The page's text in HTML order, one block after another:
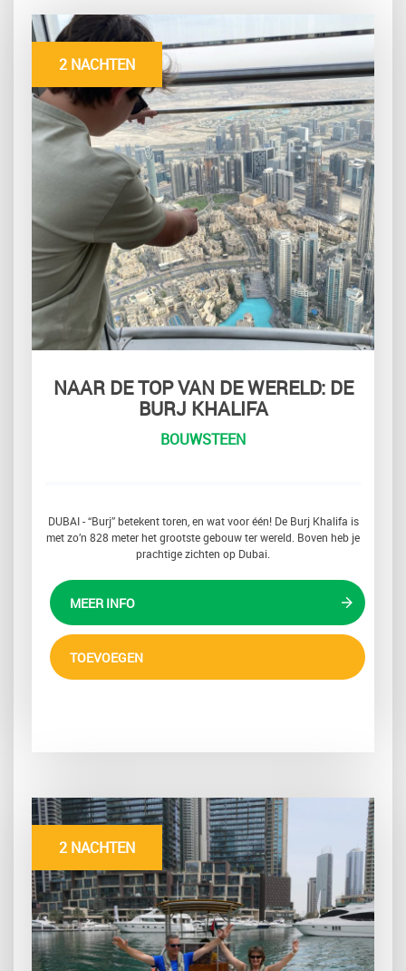
2 NACHTEN
NAAR DE TOP VAN DE WERELD: DE
BURJ KHALIFA
BOUWSTEEN
DUBAI - “Burj” betekent toren, en wat voor één! De Burj Khalifa is
met zo’n 828 meter het grootste gebouw ter wereld. Boven heb je
prachtige zichten op Dubai.
MEER INFO
TOEVOEGEN
2 NACHTEN